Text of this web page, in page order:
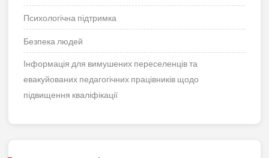
Психологічна підтримка
Безпека людей
Інформація для вимушених переселенців та
евакуйованих педагогічних працівників щодо
підвищення кваліфікації